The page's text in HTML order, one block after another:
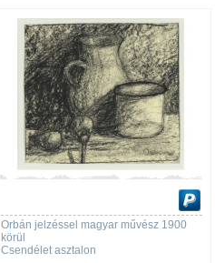
Orbán jelzéssel magyar művész 1900
körül
Csendélet asztalon